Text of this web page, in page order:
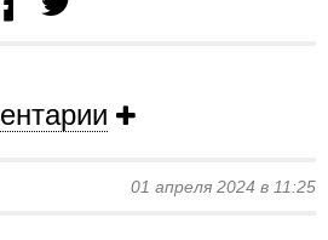
01 апреля 2024 в 11:25